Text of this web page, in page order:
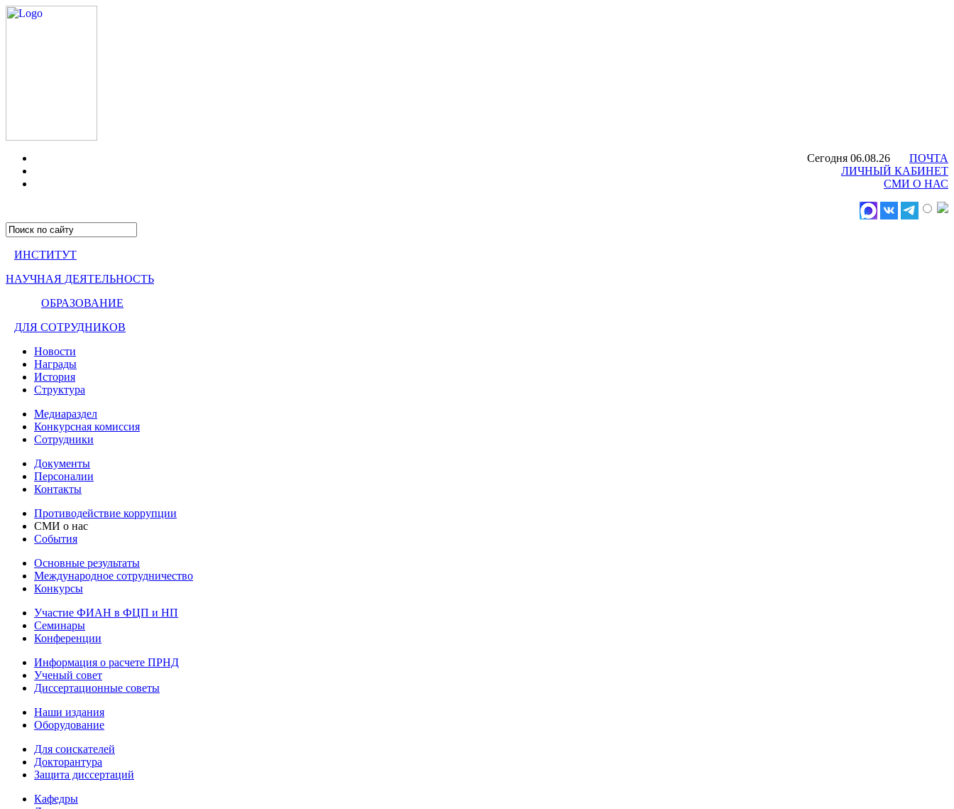
Сегодня 06.08.26
ПОЧТА
ЛИЧНЫЙ КАБИНЕТ
СМИ О НАС
ИНСТИТУТ
НАУЧНАЯ ДЕЯТЕЛЬНОСТЬ
ОБРАЗОВАНИЕ
ДЛЯ СОТРУДНИКОВ
Новости
Награды
История
Структура
Медиараздел
Конкурсная комиссия
Сотрудники
Документы
Персоналии
Контакты
Противодействие коррупции
СМИ о нас
События
Основные результаты
Международное сотрудничество
Конкурсы
Участие ФИАН в ФЦП и НП
Семинары
Конференции
Информация о расчете ПРНД
Ученый совет
Диссертационные советы
Наши издания
Оборудование
Для соискателей
Докторантура
Защита диссертаций
Кафедры